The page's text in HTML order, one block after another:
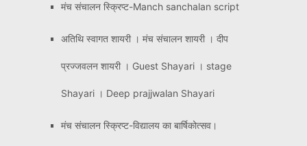
मंच संचालन स्क्रिप्ट-Manch sanchalan script
अतिथि स्वागत शायरी । मंच संचालन शायरी । दीप
प्रज्जवलन शायरी । Guest Shayari । stage
Shayari । Deep prajjwalan Shayari
मंच संचालन स्क्रिप्ट-विद्यालय का बार्षिकोत्सव।